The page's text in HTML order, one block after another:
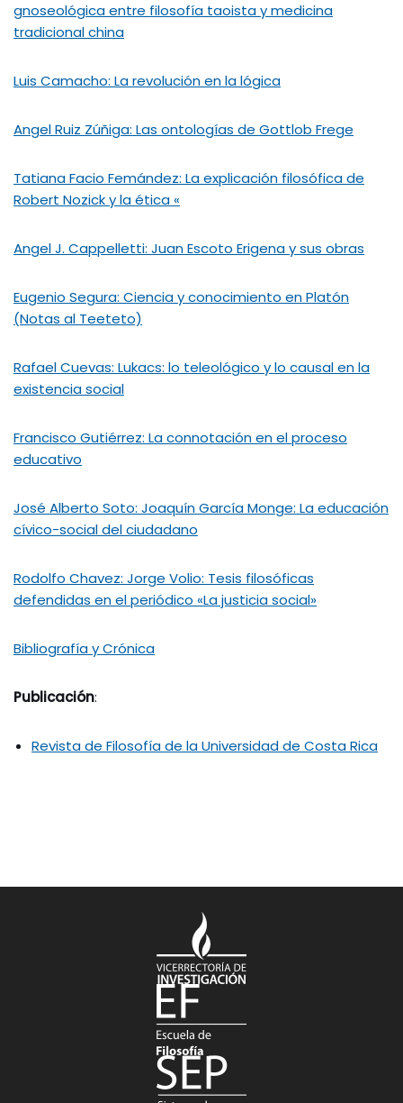
gnoseológica entre filosofía taoista y medicina
tradicional china
Luis Camacho: La revolución en la lógica
Angel Ruiz Zúñiga: Las ontologías de Gottlob Frege
Tatiana Facio Femández: La explicación filosófica de
Robert Nozick y la ética «
Angel J. Cappelletti: Juan Escoto Erigena y sus obras
Eugenio Segura: Ciencia y conocimiento en Platón
(Notas al Teeteto)
Rafael Cuevas: Lukacs: lo teleológico y lo causal en la
existencia social
Francisco Gutiérrez: La connotación en el proceso
educativo
José Alberto Soto: Joaquín García Monge: La educación
cívico-social del ciudadano
Rodolfo Chavez: Jorge Volio: Tesis filosóficas
defendidas en el periódico «La justicia social»
Bibliografía y Crónica
Publicación:
Revista de Filosofía de la Universidad de Costa Rica